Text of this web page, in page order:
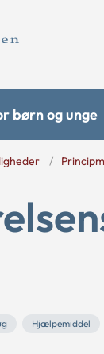
børn og unge
Hjælpemiddel